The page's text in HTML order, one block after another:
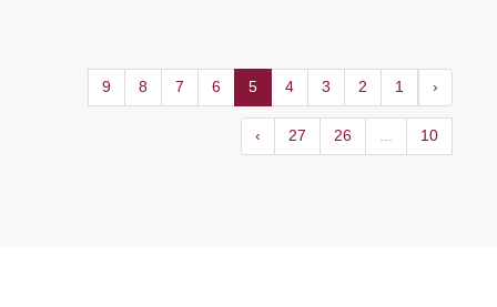
‹
1
2
3
4
5
6
7
8
9
10
...
26
27
›